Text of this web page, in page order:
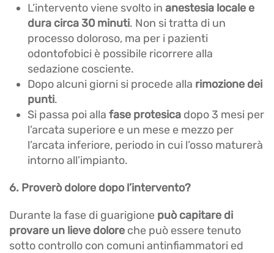
L’intervento viene svolto in anestesia locale e
dura circa 30 minuti. Non si tratta di un
processo doloroso, ma per i pazienti
odontofobici è possibile ricorrere alla
sedazione cosciente.
Dopo alcuni giorni si procede alla rimozione dei
punti.
Si passa poi alla fase protesica dopo 3 mesi per
l’arcata superiore e un mese e mezzo per
l’arcata inferiore, periodo in cui l’osso maturerà
intorno all’impianto.
6. Proverò dolore dopo l’intervento?
Durante la fase di guarigione può capitare di
provare un lieve dolore che può essere tenuto
sotto controllo con comuni antinfiammatori ed